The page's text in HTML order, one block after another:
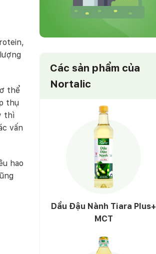
thể
thụ
thì
vấn
hao
Các sản phẩm của
Nortalic
Dầu Đậu Nành Tiara Plus+
MCT